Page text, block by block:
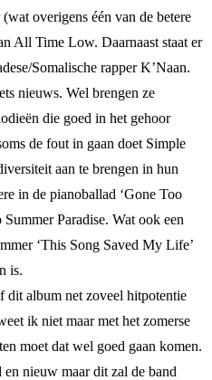
overigens één van de betere
All Time Low. Daarnaast staat er
Somalische rapper K’Naan.
nieuws. Wel brengen ze
die goed in het gehoor
de fout in gaan doet Simple
aan te brengen in hun
in de pianoballad ‘Gone Too
Paradise. Wat ook een
‘This Song Saved My Life’
is.
dit album net zoveel hitpotentie
ik niet maar met het zomerse
moet dat wel goed gaan komen.
nieuw maar dit zal de band